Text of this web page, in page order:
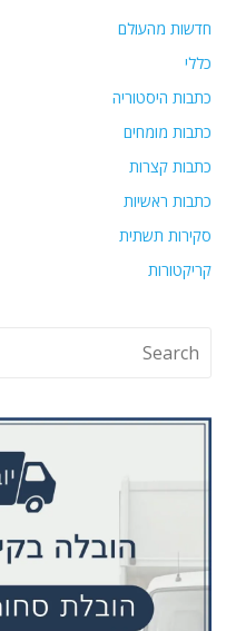
חדשות מהעולם
כללי
כתבות היסטוריה
כתבות מומחים
כתבות קצרות
כתבות ראשיות
סקירות תשתית
קריקטורות